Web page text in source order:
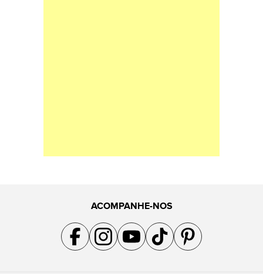
ACOMPANHE-NOS
Acompanhe a gente no Facebook
Acompanhe a gente no Instagram
Acompanhe a gente no YouTube
Acompanhe a gente no TikTok
Acompanhe a gente no